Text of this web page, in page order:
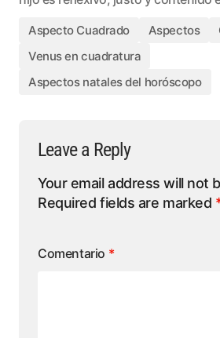
Aspecto Cuadrado Aspectos
Venus en cuadratura
Aspectos natales del horóscopo
Leave a Reply
Your email address will not
Required fields are marked
Comentario *